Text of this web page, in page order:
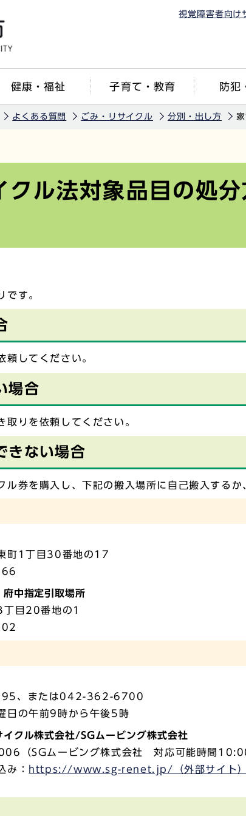
視覚障害者向け
健康・福祉 子育て・教育 防犯
よくある質問 ごみ・リサイクル 分別・出し方
クル法対象品目の処分
です。
頼してください。
場合
取りを依頼してください。
きない場合
ル券を購入し、下記の搬入場所に自己搬入する
町1丁目30番地の17
中指定引取場所
丁目20番地の1
、または042-362-6700
日の午前9時から午後5時
イクル株式会社/SGムービング株式会社
（SGムービング株式会社 対応可能時間
み：
https://www.sg-renet.jp/（外部サイト）